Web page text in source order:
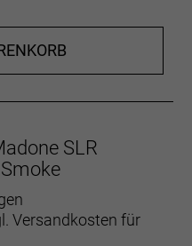
SLR
Versandkosten für